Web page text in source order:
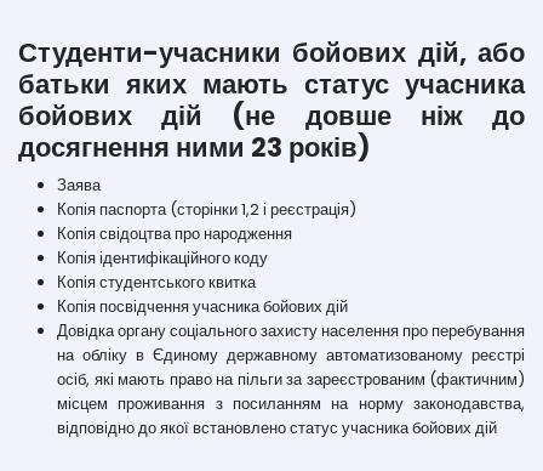
Студенти-учасники бойових дій, або
батьки яких мають статус учасника
бойових дій (не довше ніж до
досягнення ними 23 років)
Заява
Копія паспорта (сторінки 1,2 і реєстрація)
Копія свідоцтва про народження
Копія ідентифікаційного коду
Копія студентського квитка
Копія посвідчення учасника бойових дій
Довідка органу соціального захисту населення про перебування
на обліку в Єдиному державному автоматизованому реєстрі
осіб, які мають право на пільги за зареєстрованим (фактичним)
місцем проживання з посиланням на норму законодавства,
відповідно до якої встановлено статус учасника бойових дій